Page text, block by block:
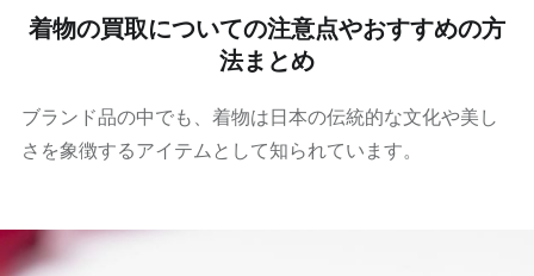
着物の買取についての注意点やおすすめの方
法まとめ
ブランド品の中でも、着物は日本の伝統的な文化や美し
さを象徴するアイテムとして知られています。